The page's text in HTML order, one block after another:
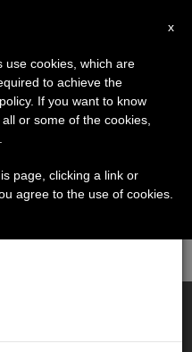
‘primera
presidida por el
×
haremos la pausa
el periodo de verano
y también el
x
use cookies, which are
to achieve the
If you want to know
or some of the cookies,
page, clicking a link or
agree to the use of cookies.